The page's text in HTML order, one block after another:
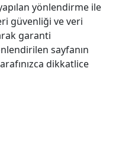
yönlendirme ile
güvenliği ve veri
garanti
sayfanın
dikkatlice